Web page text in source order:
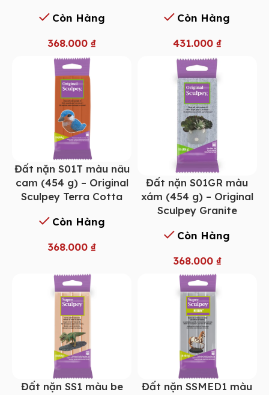
Còn Hàng
368.000 ₫
Còn Hàng
431.000 ₫
Đất nặn S01T màu nâu
cam (454 g) – Original
Sculpey Terra Cotta
Còn Hàng
368.000 ₫
Đất nặn S01GR màu
xám (454 g) – Original
Sculpey Granite
Còn Hàng
368.000 ₫
Đất nặn SS1 màu be
Đất nặn SSMED1 màu